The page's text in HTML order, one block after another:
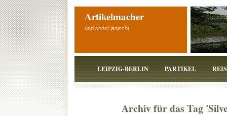
Artikelmacher
und sonst janischt
LEIPZIG-BERLIN PARTIKEL
Archiv für das Tag